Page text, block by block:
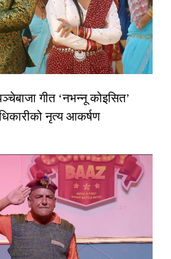
गीत ‘नभन्नू कोइसित’
नृत्य आकर्षण